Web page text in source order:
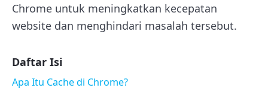
Chrome untuk meningkatkan kecepatan
website dan menghindari masalah tersebut.
Daftar Isi
Apa Itu Cache di Chrome?